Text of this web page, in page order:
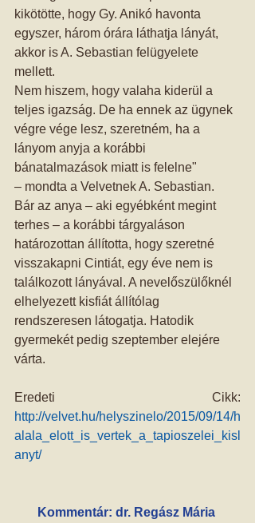
kikötötte, hogy Gy. Anikó havonta
egyszer, három órára láthatja lányát,
akkor is A. Sebastian felügyelete
mellett.
Nem hiszem, hogy valaha kiderül a
teljes igazság. De ha ennek az ügynek
végre vége lesz, szeretném, ha a
lányom anyja a korábbi
bánatalmazások miatt is felelne"
– mondta a Velvetnek A. Sebastian.
Bár az anya – aki egyébként megint
terhes – a korábbi tárgyaláson
határozottan állította, hogy szeretné
visszakapni Cintiát, egy éve nem is
találkozott lányával. A nevelőszülőknél
elhelyezett kisfiát állítólag
rendszeresen látogatja. Hatodik
gyermekét pedig szeptember elejére
várta.
http://velvet.hu/helyszinelo/2015/09/14/h
alala_elott_is_vertek_a_tapioszelei_kisl
anyt/
Kommentár: dr. Regász Mária